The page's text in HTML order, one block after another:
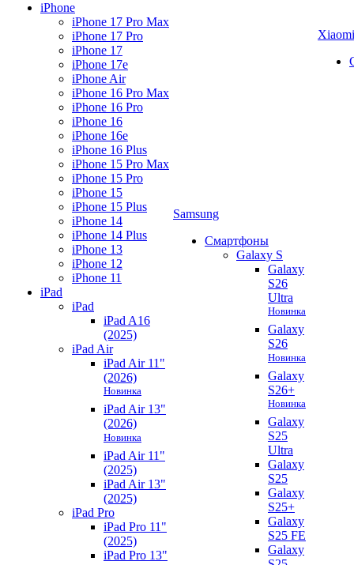
iPhone
iPhone 17 Pro Max
iPhone 17 Pro
iPhone 17
iPhone 17e
iPhone Air
iPhone 16 Pro Max
iPhone 16 Pro
iPhone 16
iPhone 16e
iPhone 16 Plus
iPhone 15 Pro Max
iPhone 15 Pro
iPhone 15
iPhone 15 Plus
iPhone 14
iPhone 14 Plus
iPhone 13
iPhone 12
iPhone 11
iPad
iPad
iPad A16
(2025)
iPad Air
iPad Air 11"
(2026)
Новинка
iPad Air 13"
(2026)
Новинка
iPad Air 11"
(2025)
iPad Air 13"
(2025)
iPad Pro
iPad Pro 11"
(2025)
iPad Pro 13"
Samsung
Смартфоны
Galaxy S
Galaxy
S26
Ultra
Новинка
Galaxy
S26
Новинка
Galaxy
S26+
Новинка
Galaxy
S25
Ultra
Galaxy
S25
Galaxy
S25+
Galaxy
S25 FE
Galaxy
Xiaomi